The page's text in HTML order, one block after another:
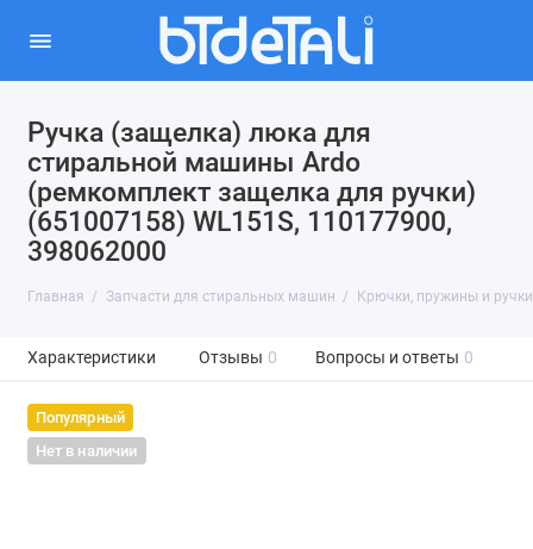
Ручка (защелка) люка для
стиральной машины Ardo
(ремкомплект защелка для ручки)
(651007158) WL151S, 110177900,
398062000
Главная Запчасти для стиральных машин Крючки, пружины и
Характеристики Отзывы 0 Вопросы и ответы 0
Популярный
Нет в наличии